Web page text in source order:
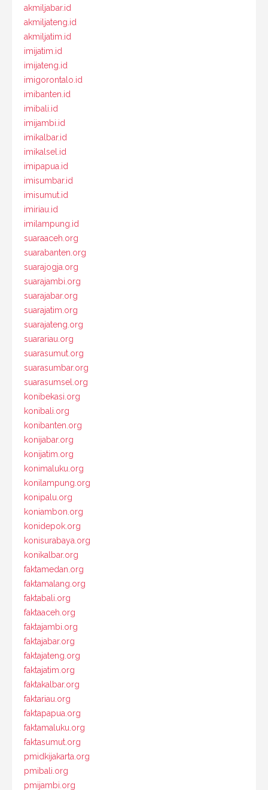
akmiljabar.id
akmiljateng.id
akmiljatim.id
imijatim.id
imijateng.id
imigorontalo.id
imibanten.id
imibali.id
imijambi.id
imikalbar.id
imikalsel.id
imipapua.id
imisumbar.id
imisumut.id
imiriau.id
imilampung.id
suaraaceh.org
suarabanten.org
suarajogja.org
suarajambi.org
suarajabar.org
suarajatim.org
suarajateng.org
suarariau.org
suarasumut.org
suarasumbar.org
suarasumsel.org
konibekasi.org
konibali.org
konibanten.org
konijabar.org
konijatim.org
konimaluku.org
konilampung.org
konipalu.org
koniambon.org
konidepok.org
konisurabaya.org
konikalbar.org
faktamedan.org
faktamalang.org
faktabali.org
faktaaceh.org
faktajambi.org
faktajabar.org
faktajateng.org
faktajatim.org
faktakalbar.org
faktariau.org
faktapapua.org
faktamaluku.org
faktasumut.org
pmidkijakarta.org
pmibali.org
pmijambi.org